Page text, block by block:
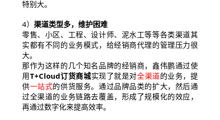
特别大。
4） 渠道类型多，维护困难
零售、小区、工程、设计师、泥水工等等各类渠道其
实都有不同的业务模式，给经销商代理的管理压力很
大。
那作为这样的几个知名品牌的经销商，鑫伟鹏通过使
用T+Cloud订货商城实现了就是对全渠道的业务，提
供一站式的供货服务。通过品牌品类的扩大，然后通
过全渠道的业务链路去覆盖，形成了规模化的效应，
再通过数字化来提高效率。